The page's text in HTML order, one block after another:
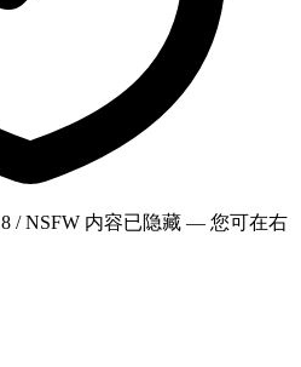
/ NSFW 内容已隐藏 — 您可在右